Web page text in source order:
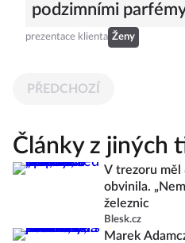
podzimními
prezentace klienta Ženy
PŘEDCHOZÍ
Články z jiných
V trezoru měl
obvinila.
železnic
Blesk.cz
Marek